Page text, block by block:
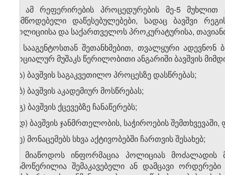
3. ამ რეფერირების პროცედურების მე-5 მუხლით
მიმწოდებელი დაწესებულებები, სადაც ბავშვი
პოლიციისა და საქართველოს პროკურატურისა,
ა) სააგენტოსთან შეთანხმებით, თვალყური
სოციალურ მუშაკს წერილობითი ანგარიში ბავშვის
ა.ა) ბავშვის საგაკვეთილო პროცესზე დასწრებას;
ა.ბ) ბავშვის აკადემიურ მოსწრებას;
ა.გ) ბავშვის ქცევებზე ჩანაწერებს;
ა.დ) ბავშვის ჯანმრთელობის, საჭიროების
ა.ე) მონაცემებს სხვა აქტივობებში ჩართვის შესახებ;
ბ) მიაწოდოს ინფორმაცია პოლიციას მოძალადის
გამოწერილია შემაკავებელი ან დამცავი